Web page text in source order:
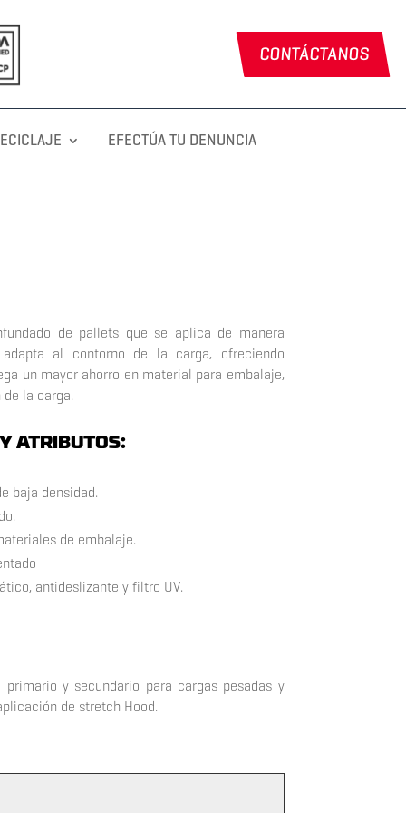
CONTÁCTANOS
EFECTÚA TU DENUNCIA
de pallets que se aplica de manera
al contorno de la carga, ofreciendo
un mayor ahorro en material para embalaje,
la carga.
ATRIBUTOS:
baja densidad.
de embalaje.
antideslizante y filtro UV.
y secundario para cargas pesadas y
de stretch Hood.